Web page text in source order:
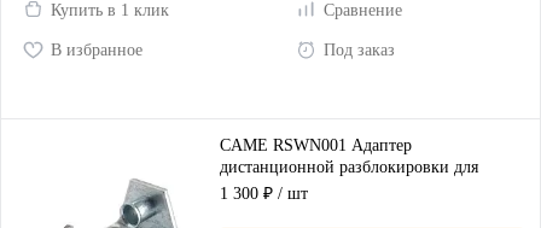
Купить в 1 клик Сравнение
В избранное Под заказ
CAME RSWN001 Адаптер
дистанционной разблокировки для
распашных ворот
1 300 ₽ / шт